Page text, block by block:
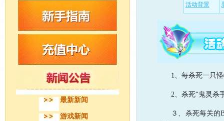
最新新闻
游戏新闻
活动背景
1、每杀死一只怪
2、杀死“鬼灵杀
３、杀死每关的